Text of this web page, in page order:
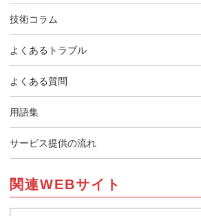
技術コラム
よくあるトラブル
よくある質問
用語集
サービス提供の流れ
関連WEBサイト